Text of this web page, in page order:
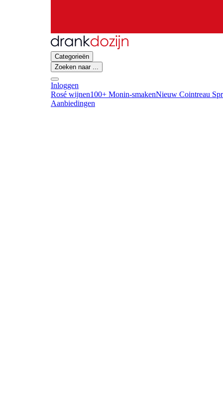
Categorieën
Zoeken naar ...
Inloggen
Rosé wijnen100+ Monin-smakenNieuw Cointreau
Aanbiedingen